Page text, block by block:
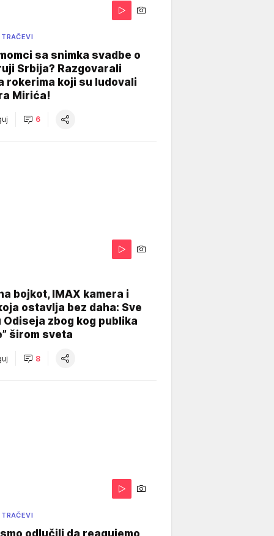
sa snimka svadbe o
Srbija? Razgovarali
rokerima koji su ludovali
Mirića!
6
bojkot, IMAX kamera i
ostavlja bez daha: Sve
Odiseja zbog kog publika
širom sveta
8
odlučili da reagujemo